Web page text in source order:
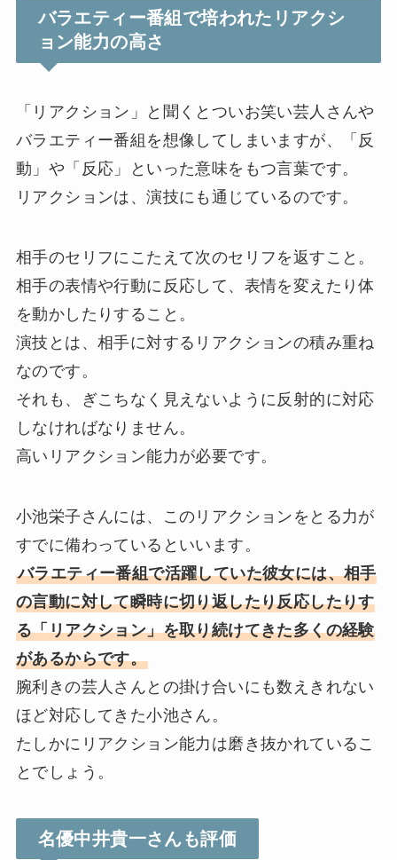
バラエティー番組で培われたリアクシ
ョン能力の高さ
「リアクション」と聞くとついお笑い芸人さんや
バラエティー番組を想像してしまいますが、「反
動」や「反応」といった意味をもつ言葉です。
リアクションは、演技にも通じているのです。
相手のセリフにこたえて次のセリフを返すこと。
相手の表情や行動に反応して、表情を変えたり体
を動かしたりすること。
演技とは、相手に対するリアクションの積み重ね
なのです。
それも、ぎこちなく見えないように反射的に対応
しなければなりません。
高いリアクション能力が必要です。
小池栄子さんには、このリアクションをとる力が
すでに備わっているといいます。
バラエティー番組で活躍していた彼女には、相手
の言動に対して瞬時に切り返したり反応したりす
る「リアクション」を取り続けてきた多くの経験
があるからです。
腕利きの芸人さんとの掛け合いにも数えきれない
ほど対応してきた小池さん。
たしかにリアクション能力は磨き抜かれているこ
とでしょう。
名優中井貴一さんも評価